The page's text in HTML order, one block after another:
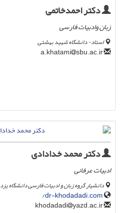
دکتر احمدخاتمی
زبان وادبیات فارسی
استاد- دانشگاه شهید بهشتی
sbu.ac.ir
دکتر محمد خدادادی
ادبیات عرفانی
دانشیار گروه زبان و ادبیات فارسی دانشگاه یزد
dr-khodadadi.com/
yazd.ac.ir